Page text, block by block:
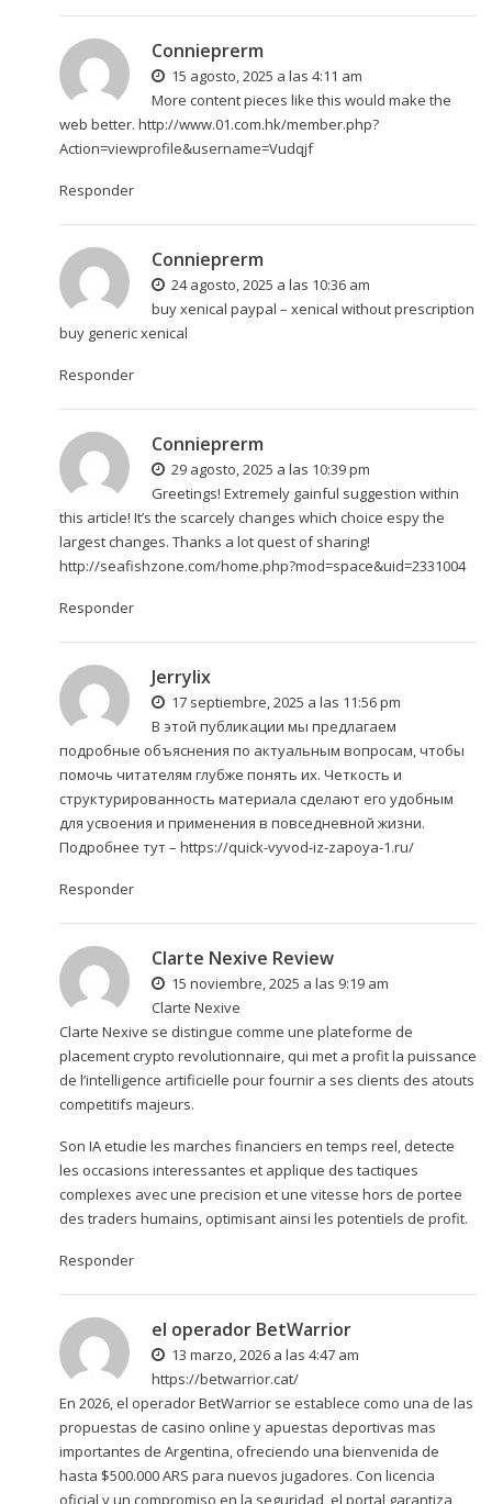
Connieprerm
15 agosto, 2025 a las 4:11 am
More content pieces like this would make the
web better. http://www.01.com.hk/member.php?
Action=viewprofile&username=Vudqjf
Responder
Connieprerm
24 agosto, 2025 a las 10:36 am
buy xenical paypal – xenical without prescription
buy generic xenical
Responder
Connieprerm
29 agosto, 2025 a las 10:39 pm
Greetings! Extremely gainful suggestion within
this article! It’s the scarcely changes which choice espy the
largest changes. Thanks a lot quest of sharing!
http://seafishzone.com/home.php?mod=space&uid=2331004
Responder
Jerrylix
17 septiembre, 2025 a las 11:56 pm
В этой публикации мы предлагаем
подробные объяснения по актуальным вопросам, чтобы
помочь читателям глубже понять их. Четкость и
структурированность материала сделают его удобным
для усвоения и применения в повседневной жизни.
Подробнее тут – https://quick-vyvod-iz-zapoya-1.ru/
Responder
Clarte Nexive Review
15 noviembre, 2025 a las 9:19 am
Clarte Nexive
Clarte Nexive se distingue comme une plateforme de
placement crypto revolutionnaire, qui met a profit la puissance
de l’intelligence artificielle pour fournir a ses clients des atouts
competitifs majeurs.
Son IA etudie les marches financiers en temps reel, detecte
les occasions interessantes et applique des tactiques
complexes avec une precision et une vitesse hors de portee
des traders humains, optimisant ainsi les potentiels de profit.
Responder
el operador BetWarrior
13 marzo, 2026 a las 4:47 am
https://betwarrior.cat/
En 2026, el operador BetWarrior se establece como una de las
propuestas de casino online y apuestas deportivas mas
importantes de Argentina, ofreciendo una bienvenida de
hasta $500.000 ARS para nuevos jugadores. Con licencia
oficial y un compromiso en la seguridad, el portal garantiza